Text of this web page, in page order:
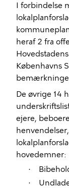
I forbindelse
heraf 2 fra
Københavns
De øvrige 14
ejere,
hovedemner:
·
·